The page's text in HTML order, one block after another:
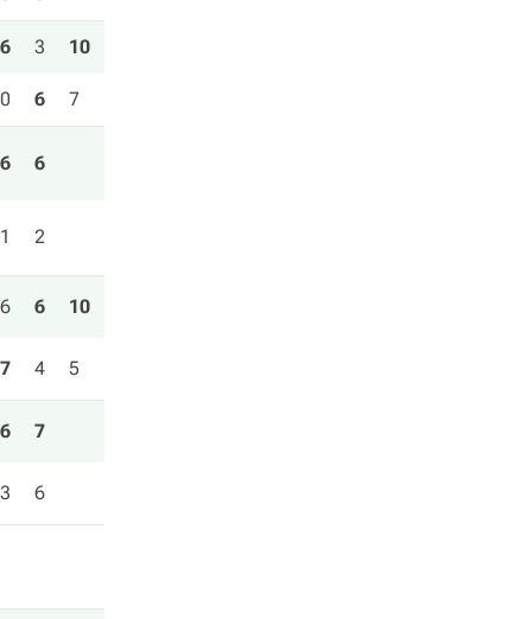
6 3 10
0 6 7
6 6
1 2
6 6 10
7 4 5
6 7
3 6